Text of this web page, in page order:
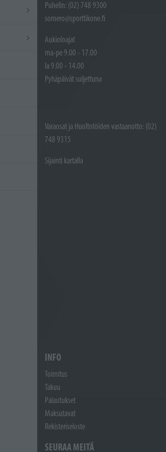
Puhelin: (02) 748 9300
somero@sporttikone.fi
Aukioloajat
ma-pe 9.00 - 17.00
la 9.00 - 14.00
Pyhäpäivät suljettuna
Varaosat ja Huoltotöiden vastaanotto: (02)
748 9315
Sijainti kartalla
INFO
Toimitus
Takuu
Palautukset
Maksutavat
Rekisteriseloste
SEURAA MEITÄ